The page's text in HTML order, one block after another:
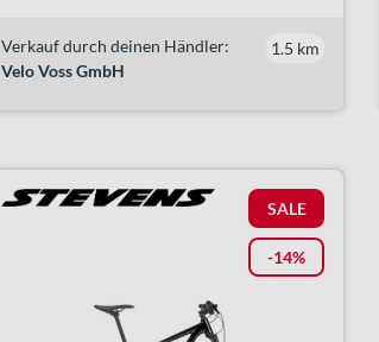
Verkauf durch deinen Händler:
Velo Voss GmbH
1.5 km
SALE
-14%